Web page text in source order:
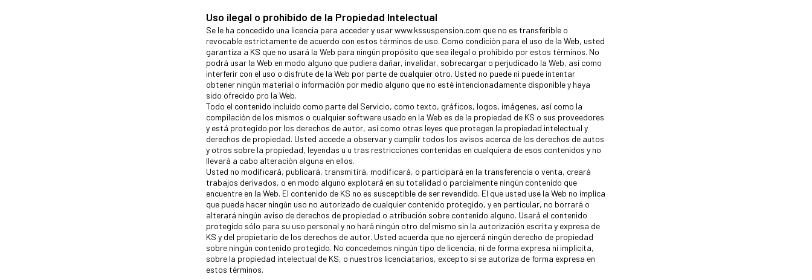
Uso ilegal o prohibido de la Propiedad Intelectual
Se le ha concedido una licencia para acceder y usar www.kssuspension.com que no es transferible o
revocable estrictamente de acuerdo con estos términos de uso. Como condición para el uso de la Web, usted
garantiza a KS que no usará la Web para ningún propósito que sea ilegal o prohibido por estos términos. No
podrá usar la Web en modo alguno que pudiera dañar, invalidar, sobrecargar o perjudicado la Web, así como
interferir con el uso o disfrute de la Web por parte de cualquier otro. Usted no puede ni puede intentar
obtener ningún material o información por medio alguno que no esté intencionadamente disponible y haya
sido ofrecido pro la Web.
Todo el contenido incluido como parte del Servicio, como texto, gráficos, logos, imágenes, así como la
compilación de los mismos o cualquier software usado en la Web es de la propiedad de KS o sus proveedores
y está protegido por los derechos de autor, así como otras leyes que protegen la propiedad intelectual y
derechos de propiedad. Usted accede a observar y cumplir todos los avisos acerca de los derechos de autos
y otros sobre la propiedad, leyendas u u tras restricciones contenidas en cualquiera de esos contenidos y no
llevará a cabo alteración alguna en ellos.
Usted no modificará, publicará, transmitirá, modificará, o participará en la transferencia o venta, creará
trabajos derivados, o en modo alguno explotará en su totalidad o parcialmente ningún contenido que
encuentre en la Web. El contenido de KS no es susceptible de ser revendido. El que usted use la Web no implica
que pueda hacer ningún uso no autorizado de cualquier contenido protegido, y en particular, no borrará o
alterará ningún aviso de derechos de propiedad o atribución sobre contenido alguno. Usará el contenido
protegido sólo para su uso personal y no hará ningún otro del mismo sin la autorización escrita y expresa de
KS y del propietario de los derechos de autor. Usted acuerda que no ejercerá ningún derecho de propiedad
sobre ningún contenido protegido. No concedemos ningún tipo de licencia, ni de forma expresa ni implicita,
sobre la propiedad intelectual de KS, o nuestros licenciatarios, excepto si se autoriza de forma expresa en
estos términos.